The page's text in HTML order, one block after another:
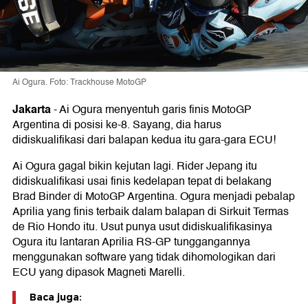
Ai Ogura. Foto: Trackhouse MotoGP
Jakarta-Ai Ogura menyentuh garis finis MotoGP
Argentina di posisi ke-8. Sayang, dia harus
didiskualifikasi dari balapan kedua itu gara-gara ECU!
Ai Ogura gagal bikin kejutan lagi. Rider Jepang itu
didiskualifikasi usai finis kedelapan tepat di belakang
Brad Binder di MotoGP Argentina. Ogura menjadi pebalap
Aprilia yang finis terbaik dalam balapan di Sirkuit Termas
de Rio Hondo itu. Usut punya usut didiskualifikasinya
Ogura itu lantaran Aprilia RS-GP tunggangannya
menggunakan software yang tidak dihomologikan dari
ECU yang dipasok Magneti Marelli.
Baca juga: